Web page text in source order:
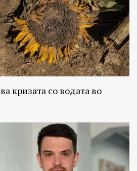
кризата со водата во